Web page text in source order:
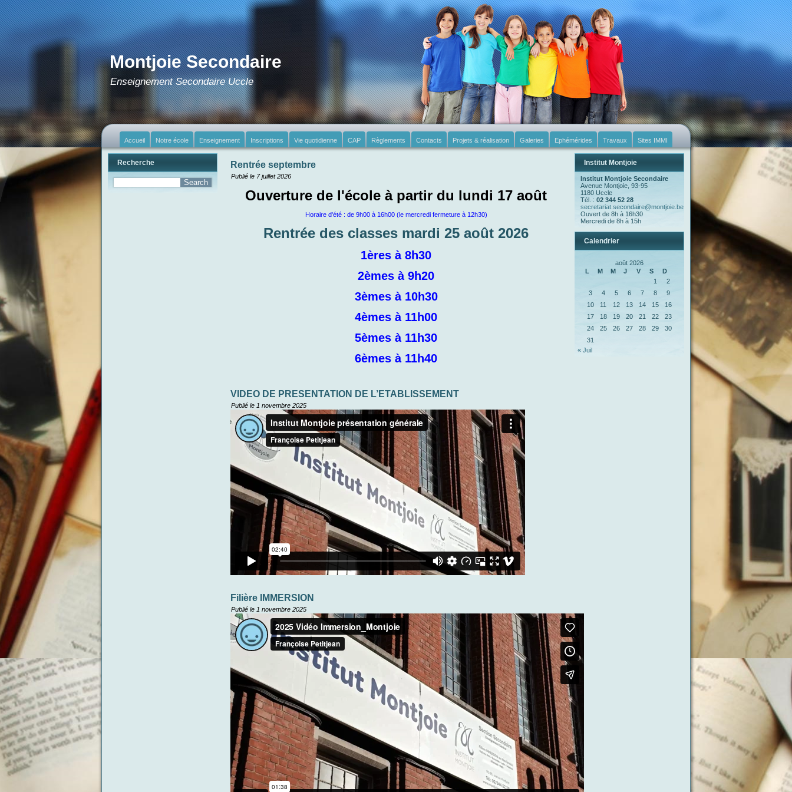
Montjoie Secondaire
Enseignement Secondaire Uccle
Accueil Notre école Enseignement Inscriptions Vie quotidienne CAP Règlements Contacts Projets & réalisation Galeries Ephémérides Travaux Sites IMMI
Recherche Rentrée septembre
Publié le 7 juillet 2026
Ouverture de l'école à partir du lundi 17 août
Horaire d'été : de 9h00 à 16h00 (le mercredi fermeture à 12h30)
Rentrée des classes mardi 25 août 2026
1ères à 8h30
2èmes à 9h20
3èmes à 10h30
4èmes à 11h00
5èmes à 11h30
6èmes à 11h40
VIDEO DE PRESENTATION DE L’ETABLISSEMENT
Publié le 1 novembre 2025
Filière IMMERSION
Publié le 1 novembre 2025
Institut Montjoie
Institut Montjoie Secondaire
Avenue Montjoie, 93-95
1180 Uccle
Tél. : 02 344 52 28
secretariat.secondaire@montjoie.be
Ouvert de 8h à 16h30
Mercredi de 8h à 15h
Calendrier
août 2026
L
M M J V S
D
1
2
3
4 5 6 7 8
9
10
11 12 13 14 15
16
17
18 19 20 21 22
23
24
25 26 27 28 29
30
31
« Juil